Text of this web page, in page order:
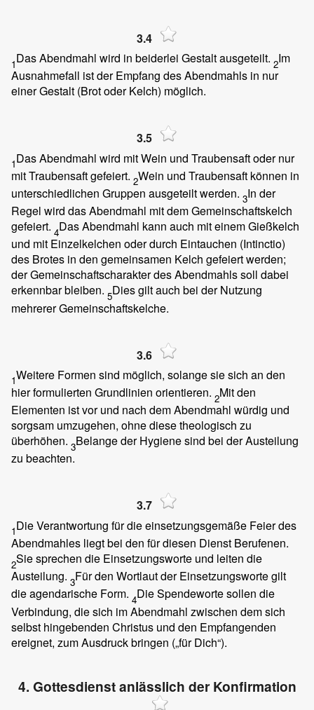
3.4
1Das Abendmahl wird in beiderlei Gestalt ausgeteilt. 2Im
Ausnahmefall ist der Empfang des Abendmahls in nur
einer Gestalt (Brot oder Kelch) möglich.
3.5
1Das Abendmahl wird mit Wein und Traubensaft oder nur
mit Traubensaft gefeiert. 2Wein und Traubensaft können in
unterschiedlichen Gruppen ausgeteilt werden. 3In der
Regel wird das Abendmahl mit dem Gemeinschaftskelch
gefeiert. 4Das Abendmahl kann auch mit einem Gießkelch
und mit Einzelkelchen oder durch Eintauchen (Intinctio)
des Brotes in den gemeinsamen Kelch gefeiert werden;
der Gemeinschaftscharakter des Abendmahls soll dabei
erkennbar bleiben. 5Dies gilt auch bei der Nutzung
mehrerer Gemeinschaftskelche.
3.6
1Weitere Formen sind möglich, solange sie sich an den
hier formulierten Grundlinien orientieren. 2Mit den
Elementen ist vor und nach dem Abendmahl würdig und
sorgsam umzugehen, ohne diese theologisch zu
überhöhen. 3Belange der Hygiene sind bei der Austeilung
zu beachten.
3.7
1Die Verantwortung für die einsetzungsgemäße Feier des
Abendmahles liegt bei den für diesen Dienst Berufenen.
2Sie sprechen die Einsetzungsworte und leiten die
Austeilung. 3Für den Wortlaut der Einsetzungsworte gilt
die agendarische Form. 4Die Spendeworte sollen die
Verbindung, die sich im Abendmahl zwischen dem sich
selbst hingebenden Christus und den Empfangenden
ereignet, zum Ausdruck bringen („für Dich“).
4. Gottesdienst anlässlich der Konfirmation